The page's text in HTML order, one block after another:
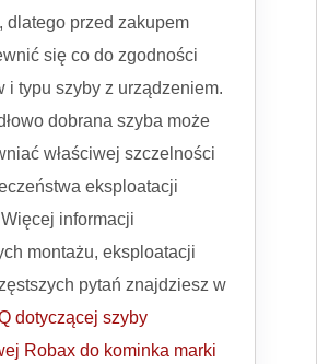
dlatego przed zakupem
się co do zgodności
i typu szyby z urządzeniem.
dobrana szyba może
właściwej szczelności
eksploatacji
informacji
montażu, eksploatacji
pytań znajdziesz w
dotyczącej szyby
Robax do kominka marki